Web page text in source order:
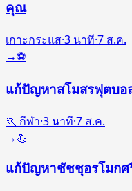
คุณ
เกาะกระแส·3 นาที·7 ส.ค.
→⚽️
แก้ปัญหาสโมสรฟุตบอ
🏃 กีฬา·3 นาที·7 ส.ค.
→💪
แก้ปัญหาชัชชุอรโมก